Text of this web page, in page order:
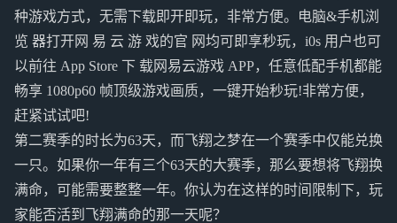
种游戏方式，无需下载即开即玩，非常方便。电脑&手机浏
览 器打开网 易 云 游 戏的官 网均可即享秒玩，i0s 用户也可
以前往 App Store 下 载网易云游戏 APP，任意低配手机都能
畅享 1080p60 帧顶级游戏画质，一键开始秒玩!非常方便，
赶紧试试吧!
第二赛季的时长为63天，而飞翔之梦在一个赛季中仅能兑换
一只。如果你一年有三个63天的大赛季，那么要想将飞翔换
满命，可能需要整整一年。你认为在这样的时间限制下，玩
家能否活到飞翔满命的那一天呢？